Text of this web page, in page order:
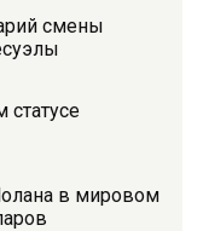
смены
статусе
в мировом